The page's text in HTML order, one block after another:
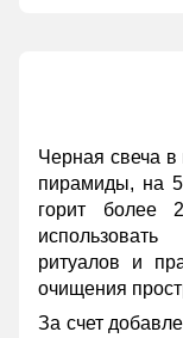
Черная свеча в
пирамиды, на
горит более
ритуалов и
очищения
За счет